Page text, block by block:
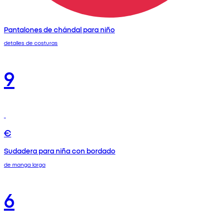
Pantalones de chándal para niño
detalles de costuras
9
€
Sudadera para niña con bordado
de manga larga
6